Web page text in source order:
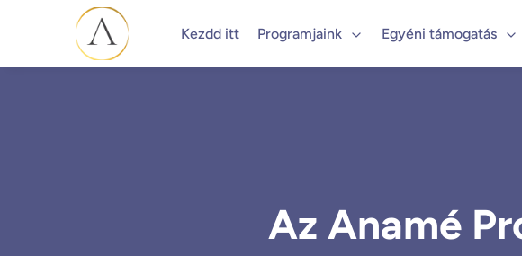
Kezdd itt Programjaink Egyéni támogatás
Az Anamé